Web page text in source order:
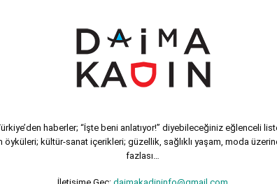
haberler; “İşte beni anlatıyor!” diyebileceğiniz eğlenceli
öyküleri; kültür-sanat içerikleri; güzellik, sağlıklı yaşam, moda
fazlası…